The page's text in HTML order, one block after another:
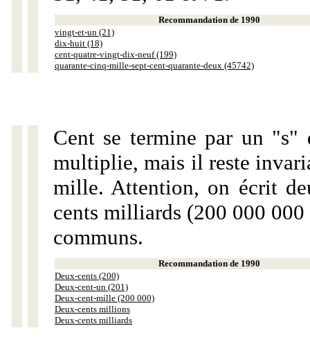
Recommandation de 1990
vingt-et-un (21)
dix-huit (18)
cent-quatre-vingt-dix-neuf (199)
quarante-cinq-mille-sept-cent-quarante-deux (45742)
Cent se termine par un "s"
multiplie, mais il reste
mille. Attention, on écrit
cents milliards (200 000
communs.
Recommandation de 1990
Deux-cents (200)
Deux-cent-un (201)
Deux-cent-mille (200 000)
Deux-cents millions
Deux-cents milliards